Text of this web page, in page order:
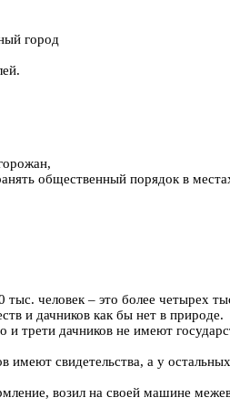
город
общественный порядок в
человек – это более четырех
и дачников как бы нет в природе.
трети дачников не имеют
свидетельства, а у
возил на своей машине